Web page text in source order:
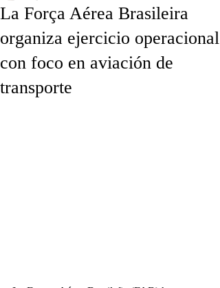
La Força Aérea Brasileira
organiza ejercicio operacional
con foco en aviación de
transporte